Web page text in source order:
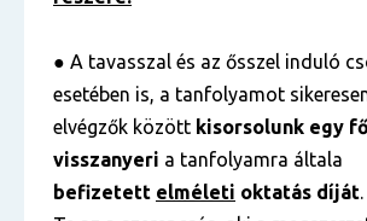
● A tavasszal és az ősszel induló
esetében is, a tanfolyamot
elvégzők között kisorsolunk egy
visszanyeri a tanfolyamra általa
befizetett elméleti oktatás díját